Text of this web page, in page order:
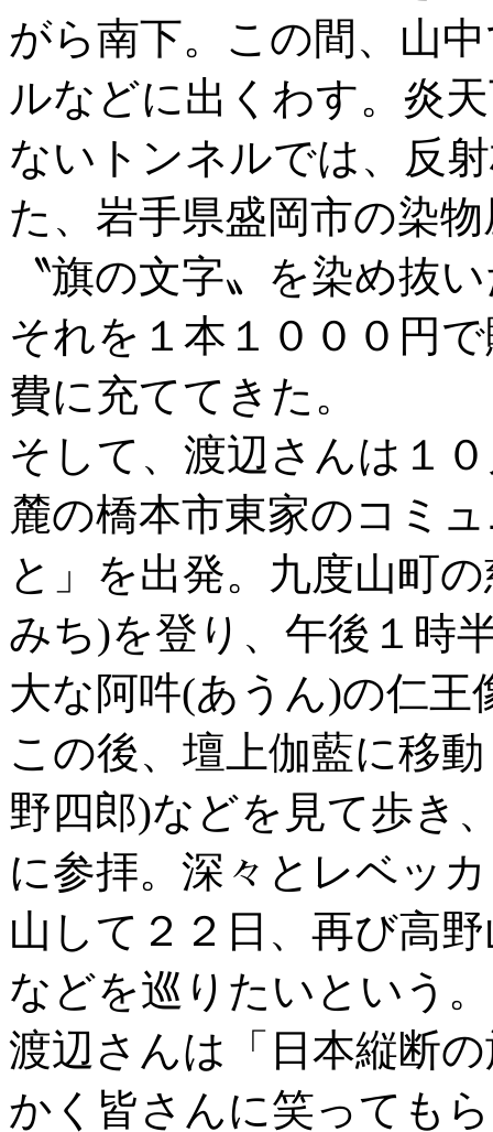
がら南下。この間、山
ルなどに出くわす。炎
ないトンネルでは、反
た、岩手県盛岡市の染
〝旗の文字〟を染め抜
それを１本１０００円
費に充ててきた。
そして、渡辺さんは１
麓の橋本市東家のコミ
と」を出発。九度山町
みち)を登り、午後１時
大な阿吽(あうん)の仁
この後、壇上伽藍に移
野四郎)などを見て歩き
に参拝。深々とレベッ
山して２２日、再び高
などを巡りたいという。
渡辺さんは「日本縦断
かく皆さんに笑っても